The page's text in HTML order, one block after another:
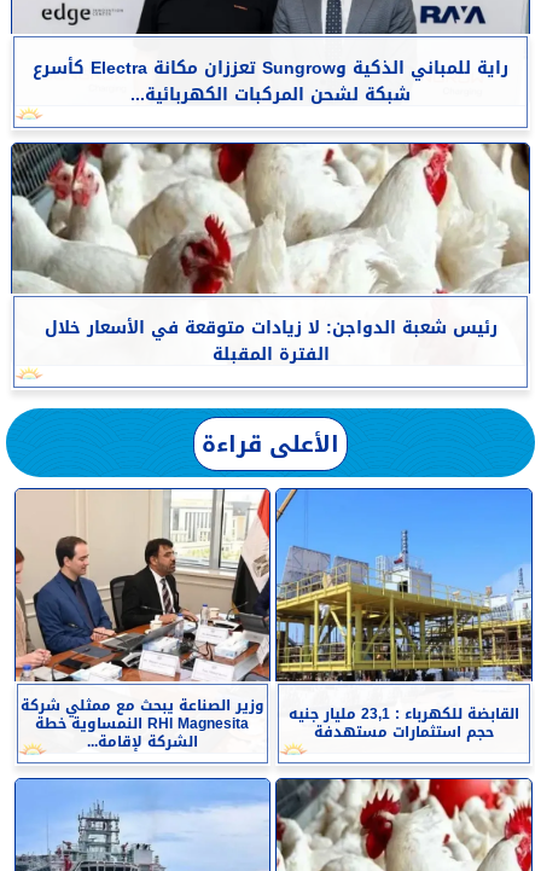
راية للمباني الذكية وSungrow تعززان مكانة Electra كأسرع
شبكة لشحن المركبات الكهربائية...
رئيس شعبة الدواجن: لا زيادات متوقعة في الأسعار خلال
الفترة المقبلة
الأعلى قراءة
القابضة للكهرباء : 23,1 مليار جنيه
حجم استثمارات مستهدفة
وزير الصناعة يبحث مع ممثلي شركة
RHI Magnesita النمساوية خطة
الشركة لإقامة...